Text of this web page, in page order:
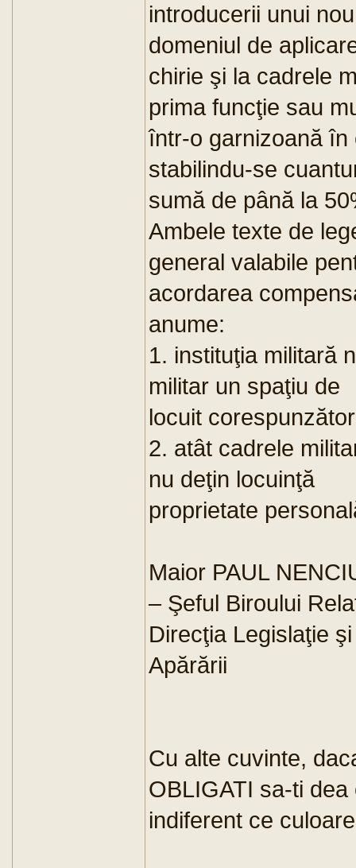
introducerii unui
domeniul de
chirie şi la cadrele
prima funcţie sau
într-o garnizoană
stabilindu-se
sumă de până la
Ambele texte de
general valabile
acordarea
anume:
1. instituţia militară
militar un spaţiu de
locuit
2. atât cadrele
nu deţin locuinţă
proprietate
Maior PAUL
– Şeful Biroului
Direcţia Legislaţie
Apărării
Cu alte cuvinte,
OBLIGATI sa-ti
indiferent ce